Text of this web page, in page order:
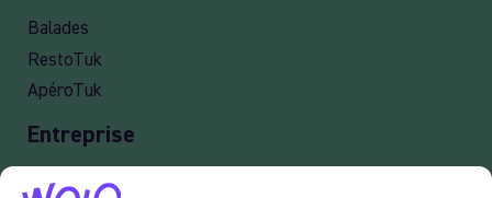
Balades
RestoTuk
ApéroTuk
Entreprise
Events